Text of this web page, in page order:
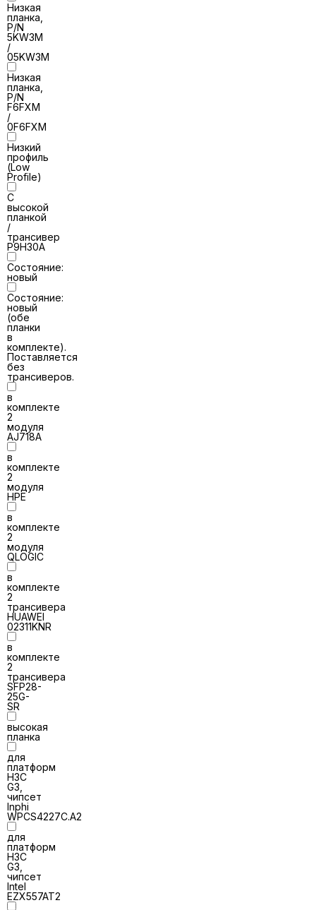
Низкая
планка,
P/N
5KW3M
/
05KW3M
Низкая
планка,
P/N
F6FXM
/
0F6FXM
Низкий
профиль
(Low
Profile)
С
высокой
планкой
/
трансивер
P9H30A
Состояние:
новый
Состояние:
новый
(обе
планки
в
комплекте).
Поставляется
без
трансиверов.
в
комплекте
2
модуля
AJ718A
в
комплекте
2
модуля
HPE
в
комплекте
2
модуля
QLOGIC
в
комплекте
2
трансивера
HUAWEI
02311KNR
в
комплекте
2
трансивера
SFP28-
25G-
SR
высокая
планка
для
платформ
H3C
G3,
чипсет
Inphi
WPCS4227C.A2
для
платформ
H3C
G3,
чипсет
Intel
EZX557AT2